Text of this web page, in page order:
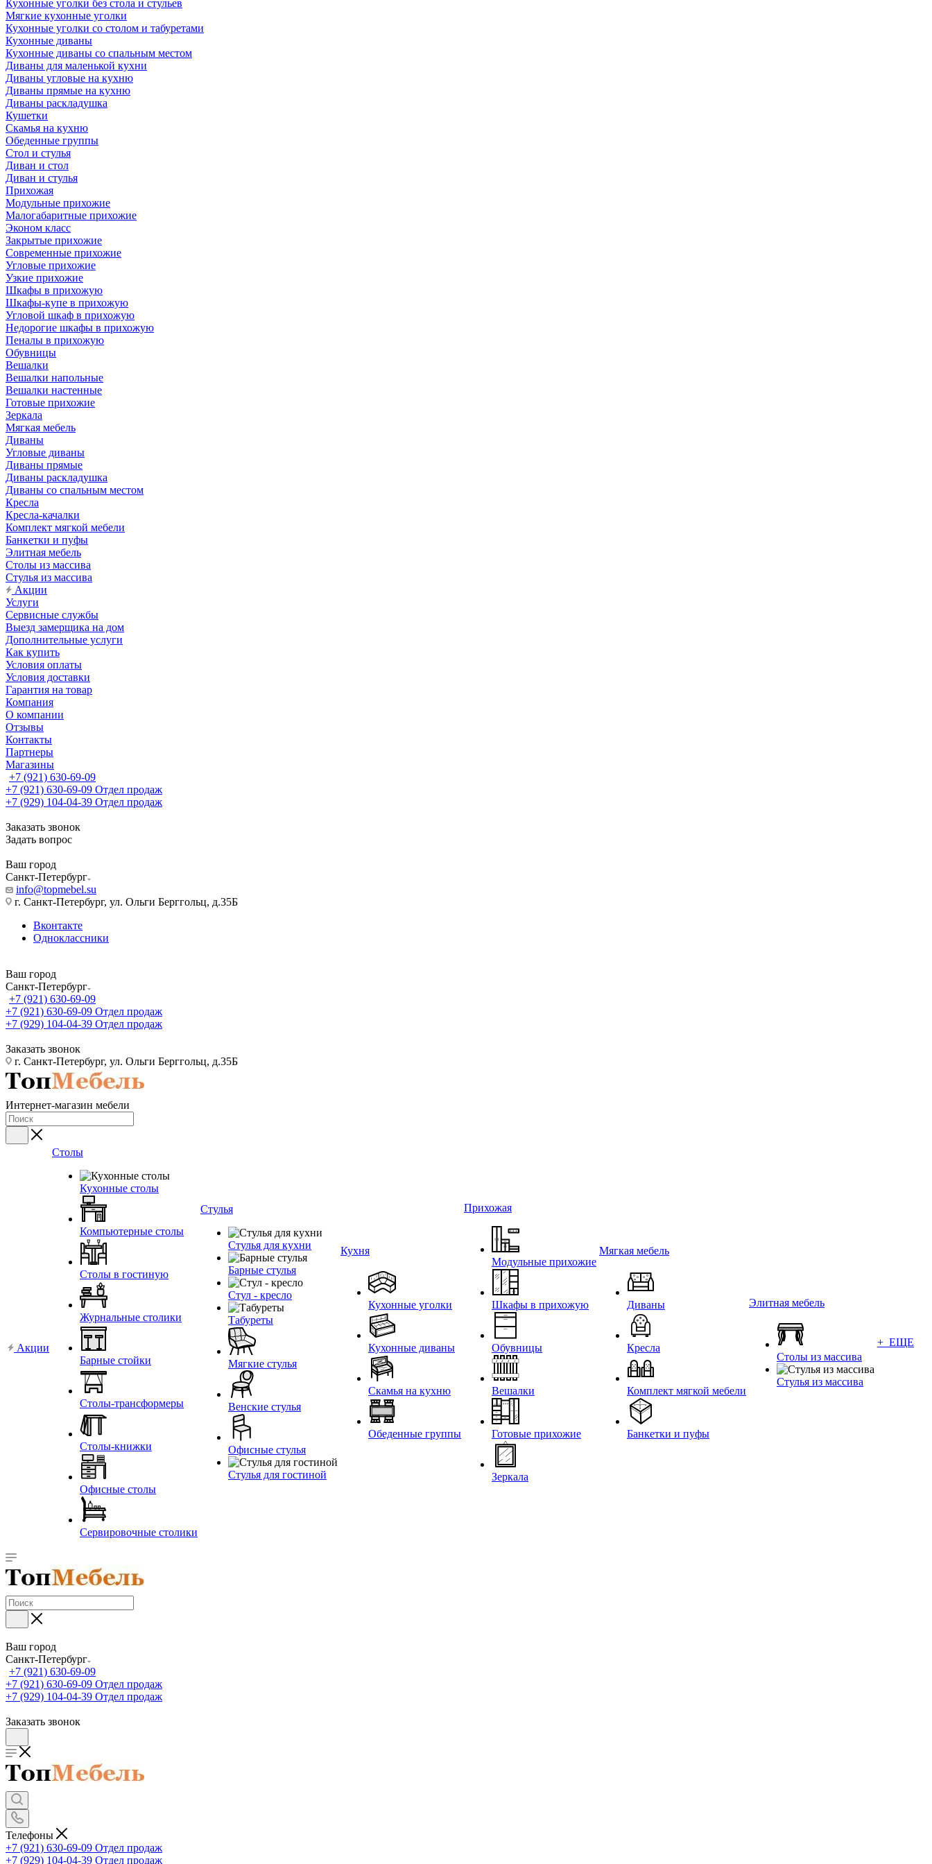
Кухонные уголки без стола и стульев
Мягкие кухонные уголки
Кухонные уголки со столом и табуретами
Кухонные диваны
Кухонные диваны со спальным местом
Диваны для маленькой кухни
Диваны угловые на кухню
Диваны прямые на кухню
Диваны раскладушка
Кушетки
Скамья на кухню
Обеденные группы
Стол и стулья
Диван и стол
Диван и стулья
Прихожая
Модульные прихожие
Малогабаритные прихожие
Эконом класс
Закрытые прихожие
Современные прихожие
Угловые прихожие
Узкие прихожие
Шкафы в прихожую
Шкафы-купе в прихожую
Угловой шкаф в прихожую
Недорогие шкафы в прихожую
Пеналы в прихожую
Обувницы
Вешалки
Вешалки напольные
Вешалки настенные
Готовые прихожие
Зеркала
Мягкая мебель
Диваны
Угловые диваны
Диваны прямые
Диваны раскладушка
Диваны со спальным местом
Кресла
Кресла-качалки
Комплект мягкой мебели
Банкетки и пуфы
Элитная мебель
Столы из массива
Стулья из массива
Акции
Услуги
Сервисные службы
Выезд замерщика на дом
Дополнительные услуги
Как купить
Условия оплаты
Условия доставки
Гарантия на товар
Компания
О компании
Отзывы
Контакты
Партнеры
Магазины
+7 (921) 630-69-09
+7 (921) 630-69-09 Отдел продаж
+7 (929) 104-04-39 Отдел продаж
Заказать звонок
Задать вопрос
Ваш город
Санкт-Петербург
info@topmebel.su
г. Санкт-Петербург, ул. Ольги Берггольц, д.35Б
Вконтакте
Одноклассники
Ваш город
Санкт-Петербург
+7 (921) 630-69-09
+7 (921) 630-69-09 Отдел продаж
+7 (929) 104-04-39 Отдел продаж
Заказать звонок
г. Санкт-Петербург, ул. Ольги Берггольц, д.35Б
Интернет-магазин мебели
Акции
Столы
Кухонные столы
Компьютерные столы
Столы в гостиную
Журнальные столики
Барные стойки
Столы-трансформеры
Столы-книжки
Офисные столы
Сервировочные столики
Стулья
Стулья для кухни
Барные стулья
Стул - кресло
Табуреты
Мягкие стулья
Венские стулья
Офисные стулья
Стулья для гостиной
Кухня
Кухонные уголки
Кухонные диваны
Скамья на кухню
Обеденные группы
Прихожая
Модульные прихожие
Шкафы в прихожую
Обувницы
Вешалки
Готовые прихожие
Зеркала
Мягкая мебель
Диваны
Кресла
Комплект мягкой мебели
Банкетки и пуфы
Элитная мебель
Столы из массива
Стулья из массива
+ ЕЩЕ
Ваш город
Санкт-Петербург
+7 (921) 630-69-09
+7 (921) 630-69-09 Отдел продаж
+7 (929) 104-04-39 Отдел продаж
Заказать звонок
Телефоны
+7 (921) 630-69-09 Отдел продаж
+7 (929) 104-04-39 Отдел продаж